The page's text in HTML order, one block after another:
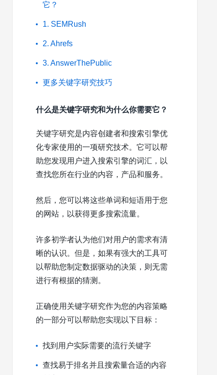
它？
1. SEMRush
2. Ahrefs
3. AnswerThePublic
更多关键字研究技巧
什么是关键字研究和为什么你需要它？
关键字研究是内容创建者和搜索引擎优
化专家使用的一项研究技术。它可以帮
助您发现用户进入搜索引擎的词汇，以
查找您所在行业的内容，产品和服务。
然后，您可以将这些单词和短语用于您
的网站，以获得更多搜索流量。
许多初学者认为他们对用户的需求有清
晰的认识。但是，如果有强大的工具可
以帮助您制定数据驱动的决策，则无需
进行有根据的猜测。
正确使用关键字研究作为您的内容策略
的一部分可以帮助您实现以下目标：
找到用户实际需要的流行关键字
查找易于排名并且搜索量合适的内容